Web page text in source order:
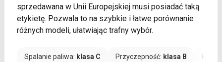
sprzedawana w Unii Europejskiej musi posiadać taką
etykietę. Pozwala to na szybkie i łatwe porównanie
różnych modeli, ułatwiając trafny wybór.
Spalanie paliwa: klasa C Przyczepność: klasa B